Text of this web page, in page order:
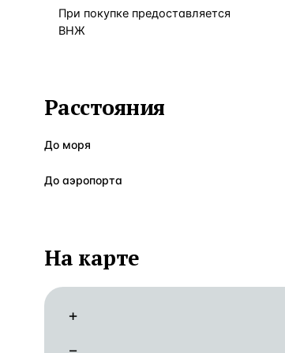
При покупке предоставляется
ВНЖ
Расстояния
До моря
До аэропорта
На карте
+